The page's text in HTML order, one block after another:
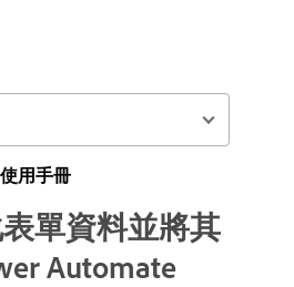
使用手冊
單資料並將其
Automate